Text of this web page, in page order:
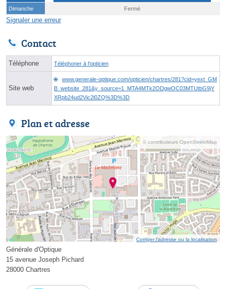
Dimanche
Fermé
Signaler une erreur
Contact
Téléphone Téléphoner à l'opticien
Site web
www.generale-optique.com/opticien/chartres/281?cid=yext_GM
B_website_281&y_source=1_MTA4MTk2ODgwOC03MTUtbG9jY
XRpb24ud2Vic2l0ZQ%3D%3D
Plan et adresse
© contributeurs OpenStreetMap
Corriger l’adresse ou la localisation
Générale d'Optique
15 avenue Joseph Pichard
28000 Chartres